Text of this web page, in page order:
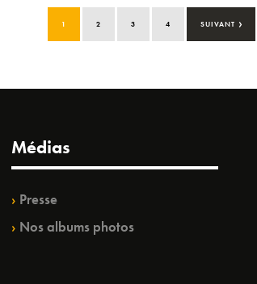
1 2 3 4 SUIVANT ›
Médias
Presse
Nos albums photos